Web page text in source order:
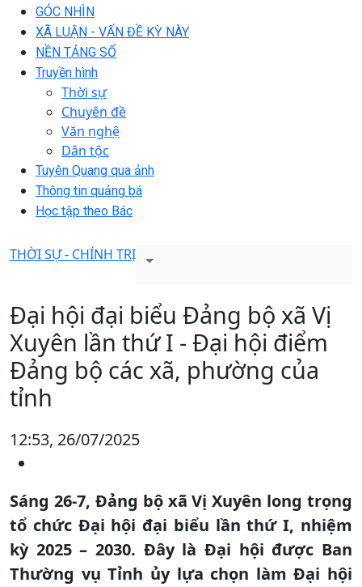
GÓC NHÌN
XÃ LUẬN - VẤN ĐỀ KỲ NÀY
NỀN TẢNG SỐ
Truyền hình
Thời sự
Chuyên đề
Văn nghệ
Dân tộc
Tuyên Quang qua ảnh
Thông tin quảng bá
Học tập theo Bác
THỜI SỰ - CHÍNH TRỊ
Đại hội đại biểu Đảng bộ xã Vị
Xuyên lần thứ I - Đại hội điểm
Đảng bộ các xã, phường của
tỉnh
12:53, 26/07/2025
Sáng 26-7, Đảng bộ xã Vị Xuyên long trọng
tổ chức Đại hội đại biểu lần thứ I, nhiệm
kỳ 2025 – 2030. Đây là Đại hội được Ban
Thường vụ Tỉnh ủy lựa chọn làm Đại hội